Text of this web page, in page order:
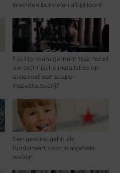
krachten bundelen altijd loont
Facility management tips: houd
uw technische installaties op
orde met een scope-
inspectiebedrijf
Een gezond gebit als
fundament voor je algehele
welzijn